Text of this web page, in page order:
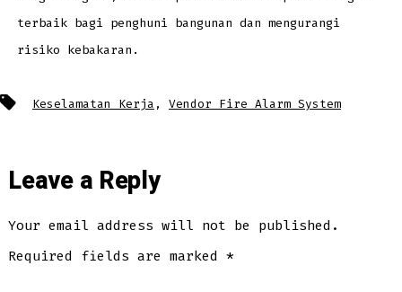
terbaik bagi penghuni bangunan dan mengurangi
risiko kebakaran.
Tags Keselamatan Kerja , Vendor Fire Alarm System
Leave a Reply
Your email address will not be published.
Required fields are marked*